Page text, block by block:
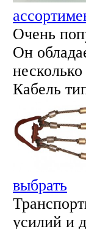
Очень
Он
Кабель
выбрать
усилий и